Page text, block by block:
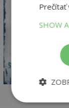
22
Prečítať
SHOW